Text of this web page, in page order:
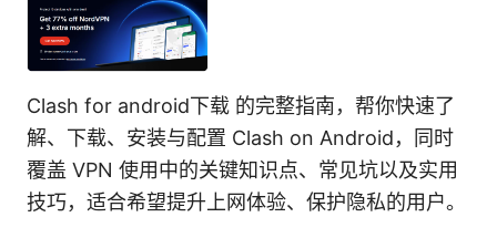
Clash for android下载 的完整指南，帮你快速了
解、下载、安装与配置 Clash on Android，同时
覆盖 VPN 使用中的关键知识点、常见坑以及实用
技巧，适合希望提升上网体验、保护隐私的用户。